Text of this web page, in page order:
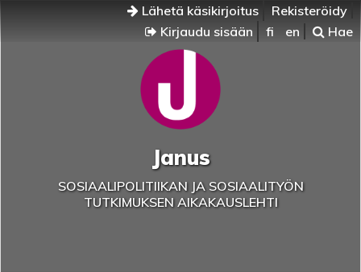
Lähetä käsikirjoitus
Rekisteröidy
Kirjaudu sisään
fi en Hae
Janus
SOSIAALIPOLITIIKAN JA SOSIAALITYÖN
TUTKIMUKSEN AIKAKAUSLEHTI